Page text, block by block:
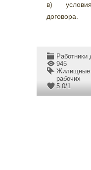
в) условия
договора.
945
Жилищные
рабочих
5.0/1